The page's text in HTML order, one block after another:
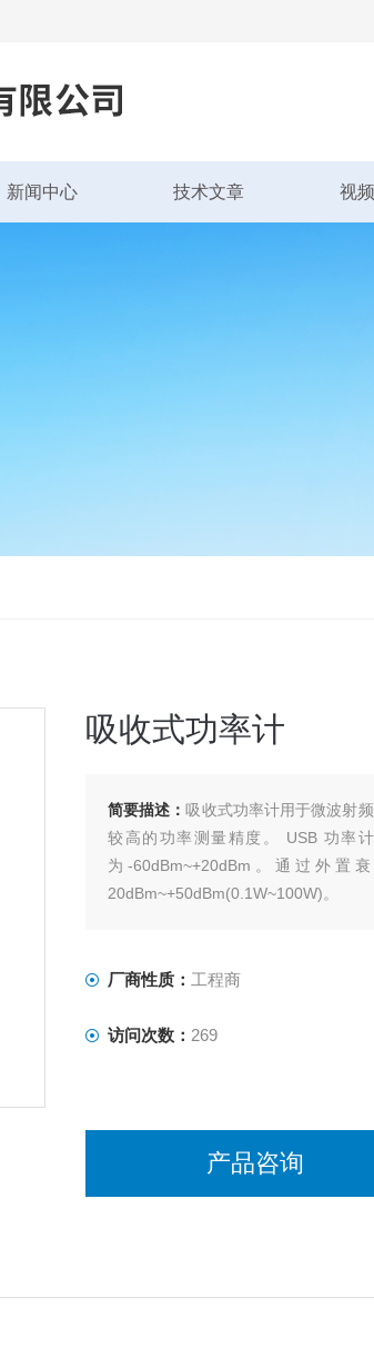
新闻中心 技术文章 视
吸收式功率计
简要描述：吸收式功率计用于微波射
较高的功率测量精度。 USB 功率
为-60dBm~+20dBm。通过外
20dBm~+50dBm(0.1W~100W)。
厂商性质： 工程商
访问次数： 269
产品咨询